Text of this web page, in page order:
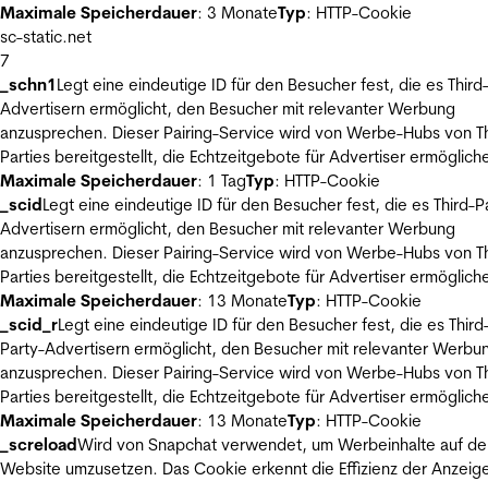
Maximale Speicherdauer: 3 MonateTyp: HTTP-Cookie
sc-static.net
7
_schn1Legt eine eindeutige ID für den Besucher fest, die es
Advertisern ermöglicht, den Besucher mit relevanter Werbung
anzusprechen. Dieser Pairing-Service wird von Werbe-Hubs von
Parties bereitgestellt, die Echtzeitgebote für Advertiser
Maximale Speicherdauer: 1 TagTyp: HTTP-Cookie
_scidLegt eine eindeutige ID für den Besucher fest, die es Third-
Advertisern ermöglicht, den Besucher mit relevanter Werbung
anzusprechen. Dieser Pairing-Service wird von Werbe-Hubs von
Parties bereitgestellt, die Echtzeitgebote für Advertiser
Maximale Speicherdauer: 13 MonateTyp: HTTP-Cookie
_scid_rLegt eine eindeutige ID für den Besucher fest, die es
Party-Advertisern ermöglicht, den Besucher mit relevanter
anzusprechen. Dieser Pairing-Service wird von Werbe-Hubs von
Parties bereitgestellt, die Echtzeitgebote für Advertiser
Maximale Speicherdauer: 13 MonateTyp: HTTP-Cookie
_screloadWird von Snapchat verwendet, um Werbeinhalte auf
Website umzusetzen. Das Cookie erkennt die Effizienz der